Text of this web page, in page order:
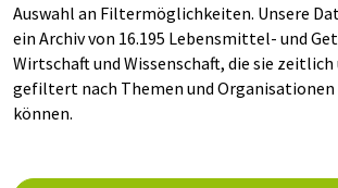
Auswahl an Filtermöglichkeiten. Unsere
ein Archiv von 16.195 Lebensmittel- und
Wirtschaft und Wissenschaft, die sie
gefiltert nach Themen und Organisationen
können.